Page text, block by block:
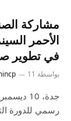
مشاركة
الأحمر
في تطوير
بواسطة 11 ديسمبر، 2023
رسمي للدورة